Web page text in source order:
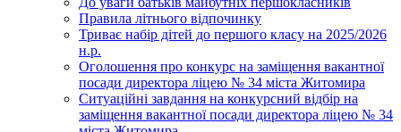
Правила літнього відпочинку
Триває набір дітей до першого класу на 2025/2026
н.р.
Оголошення про конкурс на заміщення вакантної
посади директора ліцею № 34 міста Житомира
Ситуаційні завдання на конкурсний відбір на
заміщення вакантної посади директора ліцею № 34